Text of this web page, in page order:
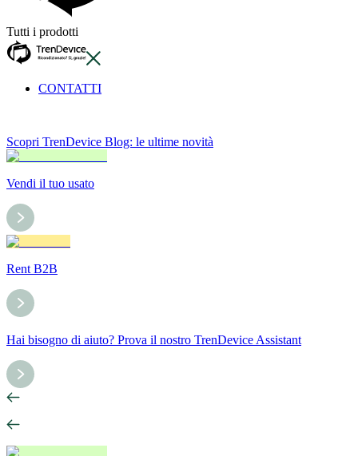
Tutti i prodotti
CONTATTI
Scopri TrenDevice Blog: le ultime novità
Vendi il tuo usato
Rent B2B
Hai bisogno di aiuto? Prova il nostro TrenDevice Assistant